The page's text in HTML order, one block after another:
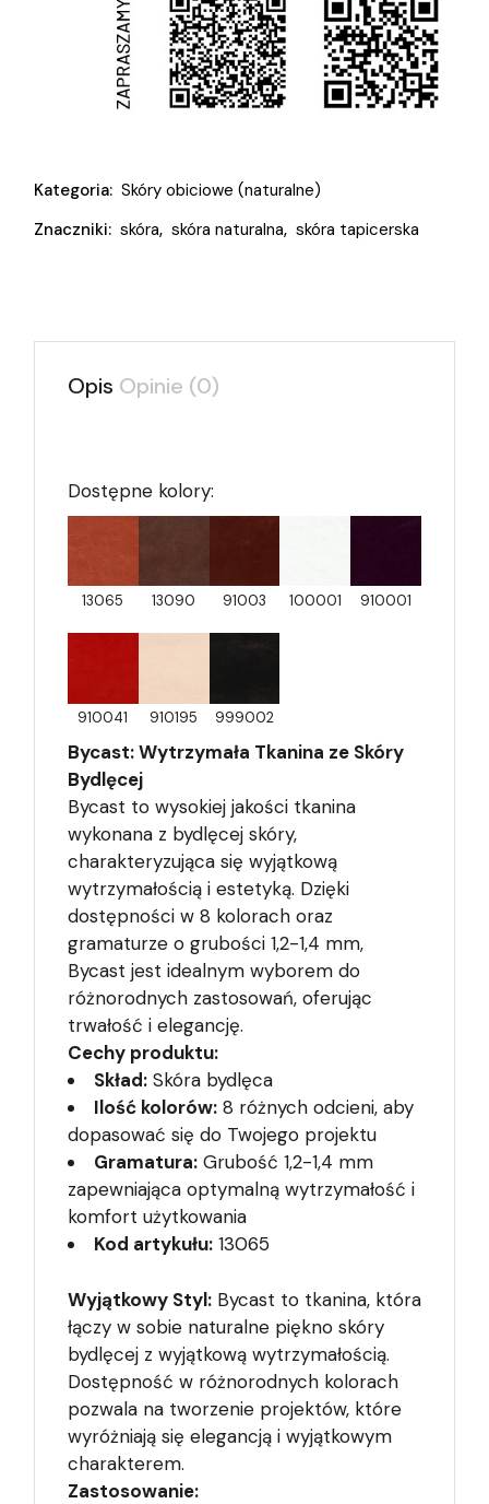
Kategoria: Skóry obiciowe (naturalne)
Znaczniki: skóra, skóra naturalna, skóra tapicerska
Opis Opinie (0)
Dostępne kolory:
13065 13090 91003 100001 910001
910041 910195 999002
Bycast: Wytrzymała Tkanina ze Skóry
Bydlęcej
Bycast to wysokiej jakości tkanina
wykonana z bydlęcej skóry,
charakteryzująca się wyjątkową
wytrzymałością i estetyką. Dzięki
dostępności w 8 kolorach oraz
gramaturze o grubości 1,2-1,4 mm,
Bycast jest idealnym wyborem do
różnorodnych zastosowań, oferując
trwałość i elegancję.
Cechy produktu:
Skład: Skóra bydlęca
Ilość kolorów: 8 różnych odcieni, aby
dopasować się do Twojego projektu
Gramatura: Grubość 1,2-1,4 mm
zapewniająca optymalną wytrzymałość i
komfort użytkowania
Kod artykułu: 13065
Wyjątkowy Styl: Bycast to tkanina, która
łączy w sobie naturalne piękno skóry
bydlęcej z wyjątkową wytrzymałością.
Dostępność w różnorodnych kolorach
pozwala na tworzenie projektów, które
wyróżniają się elegancją i wyjątkowym
charakterem.
Zastosowanie: